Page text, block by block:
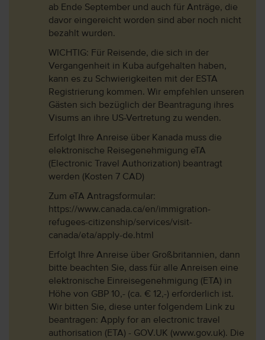
ab Ende September und auch für Anträge, die
davor eingereicht worden sind aber noch nicht
bezahlt wurden.
WICHTIG: Für Reisende, die sich in der
Vergangenheit in Kuba aufgehalten haben,
kann es zu Schwierigkeiten mit der ESTA
Registrierung kommen. Wir empfehlen unseren
Gästen sich bezüglich der Beantragung ihres
Visums an ihre US-Vertretung zu wenden.
Erfolgt Ihre Anreise über Kanada muss die
elektronische Reisegenehmigung eTA
(Electronic Travel Authorization) beantragt
werden (Kosten 7 CAD)
Zum eTA Antragsformular:
https://www.canada.ca/en/immigration-
refugees-citizenship/services/visit-
canada/eta/apply-de.html
Erfolgt Ihre Anreise über Großbritannien, dann
bitte beachten Sie, dass für alle Anreisen eine
elektronische Einreisegenehmigung (ETA) in
Höhe von GBP 10,- (ca. € 12,-) erforderlich ist.
Wir bitten Sie, diese unter folgendem Link zu
beantragen: Apply for an electronic travel
authorisation (ETA) - GOV.UK (www.gov.uk). Die